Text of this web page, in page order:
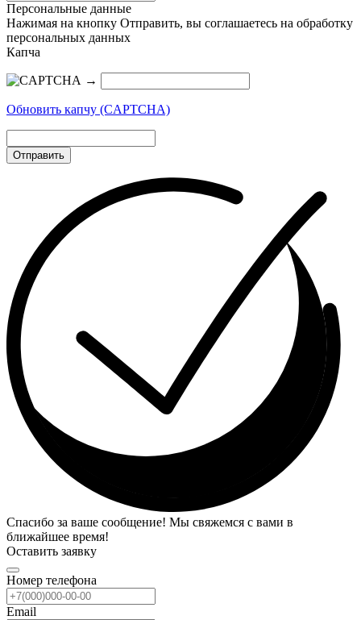
Персональные данные
Нажимая на кнопку Отправить, вы соглашаетесь на обработку
персональных данных
Капча
→
Обновить капчу (CAPTCHA)
Отправить
Спасибо за ваше сообщение! Мы свяжемся с вами в
ближайшее время!
Оставить заявку
Номер телефона
Email